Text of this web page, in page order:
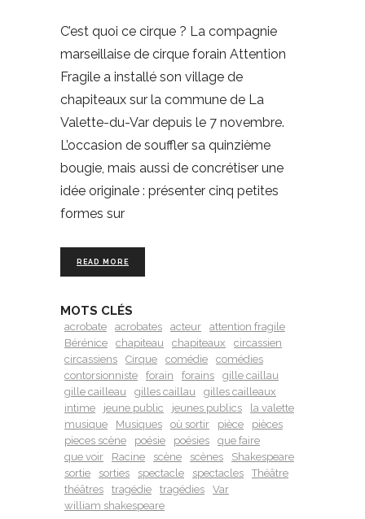
C’est quoi ce cirque ? La compagnie
marseillaise de cirque forain Attention
Fragile a installé son village de
chapiteaux sur la commune de La
Valette-du-Var depuis le 7 novembre.
L’occasion de souffler sa quinzième
bougie, mais aussi de concrétiser une
idée originale : présenter cinq petites
formes sur
READ MORE
MOTS CLÉS
acrobate acrobates acteur
attention fragile
Bérénice
chapiteau chapiteaux
circassien
circassiens
Cirque comédie
comédies
contorsionniste
forain forains
gille caillau
gille cailleau
gilles caillau
gilles cailleaux
intime
jeune public jeunes publics
la valette
musique
Musiques où sortir pièce
pièces
pieces scène
poésie poésies
que faire
que voir
Racine scène scènes
Shakespeare
sortie
sorties spectacle spectacles
Théâtre
théâtres
tragédie tragédies
Var
william shakespeare